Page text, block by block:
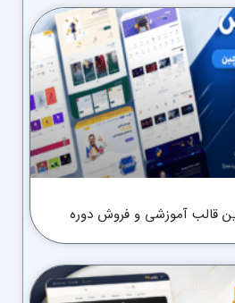
قالب آموزشی و فروش دوره